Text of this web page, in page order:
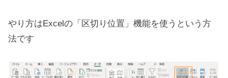
やり方はExcelの「区切り位置」機能を使うという方
法です